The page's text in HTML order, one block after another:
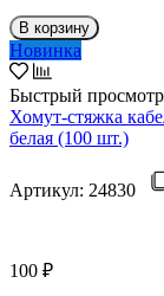
В корзину
Новинка
Быстрый просмотр
Хомут-стяжка
белая (100 шт.)
Артикул: 24830
100 ₽